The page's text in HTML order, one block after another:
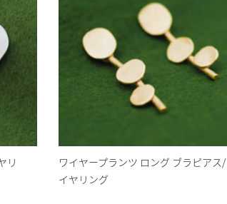
リ
ワイヤープランツ ロング ブラピアス/
イヤリング